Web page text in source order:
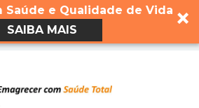
Saúde e Qualidade de Vida
SAIBA MAIS